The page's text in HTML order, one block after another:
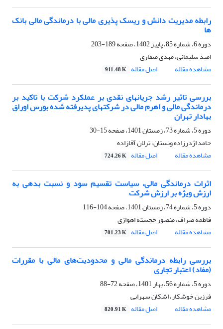
رابطه مدیریت دانش و ریسک پذیری مالی با درماندگی مالی بانک
ها
دوره 6، شماره 85، پاییز 1402، صفحه
189-203
امید سلیمانی، مهدی صفاری
مشاهده مقاله
اصل مقاله 911.48 K
بررسی تاثیر رشد جریانهای نقدی بر عملکرد شرکت با تاکید بر
درماندگی مالی و اهرم مالی در شرکتهای پدیرفته شده بورس اوراق
بهادار تهران
دوره 5، شماره 73، زمستان 1401، صفحه
15-30
حامد اژدرزاده ونستان، ترلان آقازاده
مشاهده مقاله
اصل مقاله 724.26 K
اثرات درماندگی مالی، سیاست تقسیم سود و نسبت بدهی به
ارزش ویژه بر ارزش شرکت
دوره 5، شماره 74، زمستان 1401، صفحه
104-116
فاطمه صراف، منصور خجسته اهوازی
مشاهده مقاله
اصل مقاله 701.23 K
بررسی رابطه درماندگی مالی و محدودیت‌های مالی با مقررات
(مفاد) اعتبار تجاری
دوره 5، شماره 56، بهار 1401، صفحه
72-88
فرزین خوشکار، اشکان سهرابی
مشاهده مقاله
اصل مقاله 820.91 K